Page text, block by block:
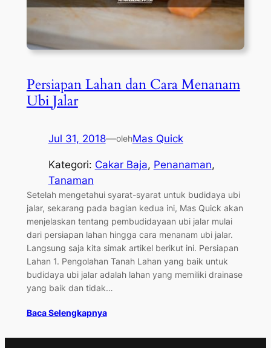
Persiapan Lahan dan Cara Menanam
Ubi Jalar
Jul 31, 2018—olehMas Quick
Kategori: Cakar Baja, Penanaman
Tanaman
Setelah mengetahui syarat-syarat untuk budidaya ubi
jalar, sekarang pada bagian kedua ini, Mas Quick akan
menjelaskan tentang pembudidayaan ubi jalar mulai
dari persiapan lahan hingga cara menanam ubi jalar.
Langsung saja kita simak artikel berikut ini. Persiapan
Lahan 1. Pengolahan Tanah Lahan yang baik untuk
budidaya ubi jalar adalah lahan yang memiliki drainase
yang baik dan tidak…
Baca Selengkapnya